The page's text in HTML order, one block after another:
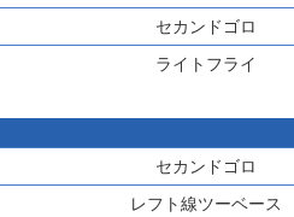
セカンドゴロ
ライトフライ
セカンドゴロ
レフト線ツーベース